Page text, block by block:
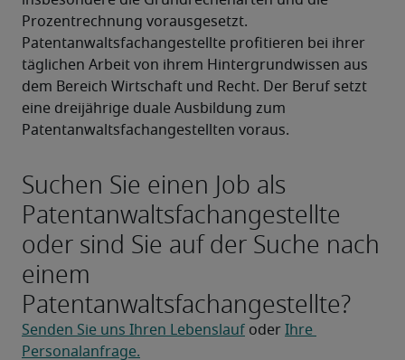
Prozentrechnung vorausgesetzt.
Patentanwaltsfachangestellte profitieren bei ihrer
täglichen Arbeit von ihrem Hintergrundwissen aus
dem Bereich Wirtschaft und Recht. Der Beruf setzt
eine dreijährige duale Ausbildung zum
Patentanwaltsfachangestellten voraus.
Suchen Sie einen Job als
Patentanwaltsfachangestellte
oder sind Sie auf der Suche nach
einem
Patentanwaltsfachangestellte?
Senden Sie uns Ihren Lebenslauf oder Ihre
Personalanfrage.